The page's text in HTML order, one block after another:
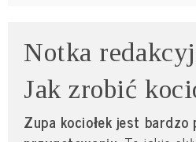
Notka
Jak zrobić
Zupa kociołek jest